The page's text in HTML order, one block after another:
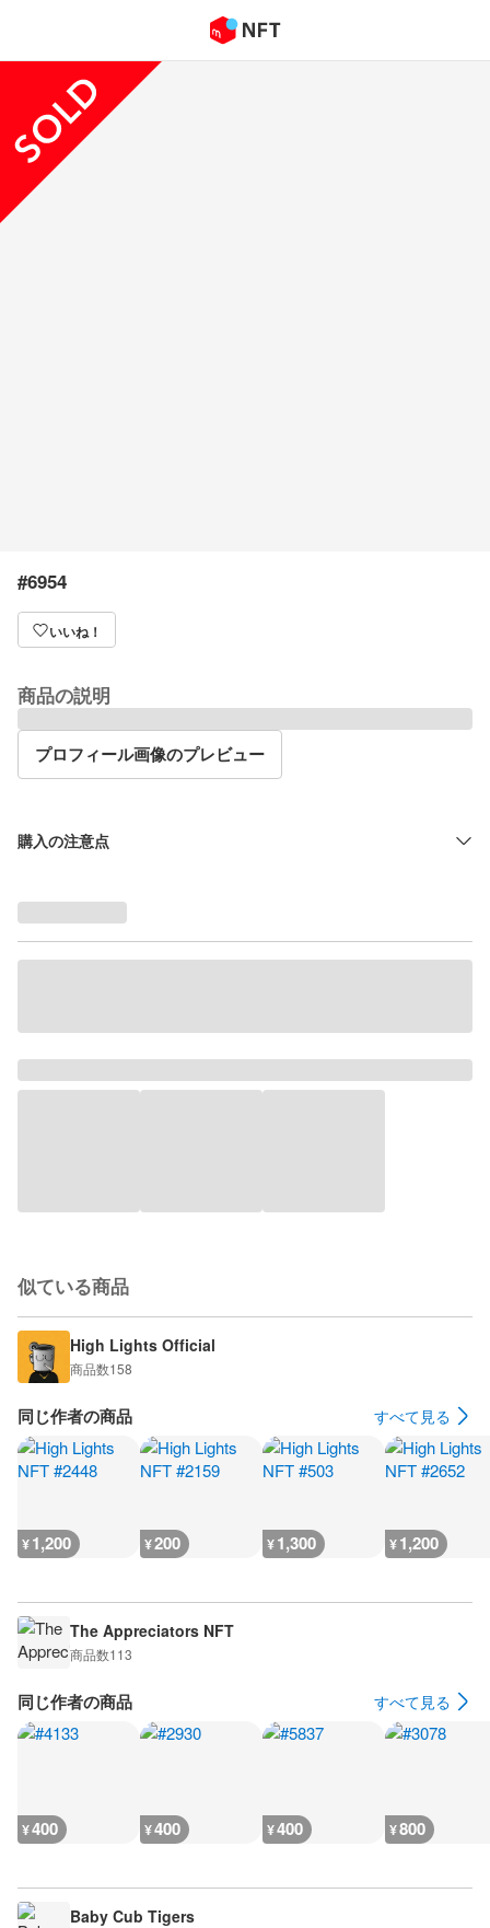
#6954
いいね！
商品の説明
プロフィール画像のプレビュー
購入の注意点
似ている商品
High Lights Official
商品数158
同じ作者の商品 すべて見る
¥1,200 ¥200 ¥1,300 ¥1,200
The Appreciators NFT
商品数113
同じ作者の商品 すべて見る
¥400 ¥400 ¥400 ¥800
Baby Cub Tigers